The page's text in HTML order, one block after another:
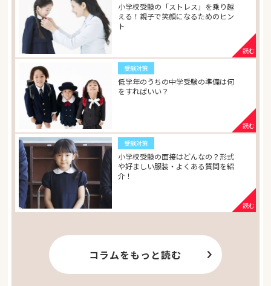
小学校受験の「ストレス」を乗り越
える！親子で笑顔になるためのヒン
ト
受験対策
低学年のうちの中学受験の準備は何
をすればいい？
受験対策
小学校受験の面接はどんなの？形式
や好ましい服装・よくある質問を紹
介！
コラムをもっと読む